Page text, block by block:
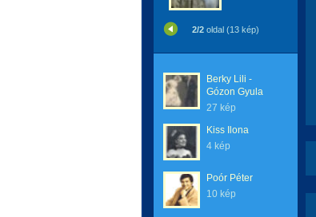
2/2 oldal (13 kép)
Berky Lili -
Gózon Gyula
27 kép
Kiss Ilona
4 kép
Poór Péter
10 kép